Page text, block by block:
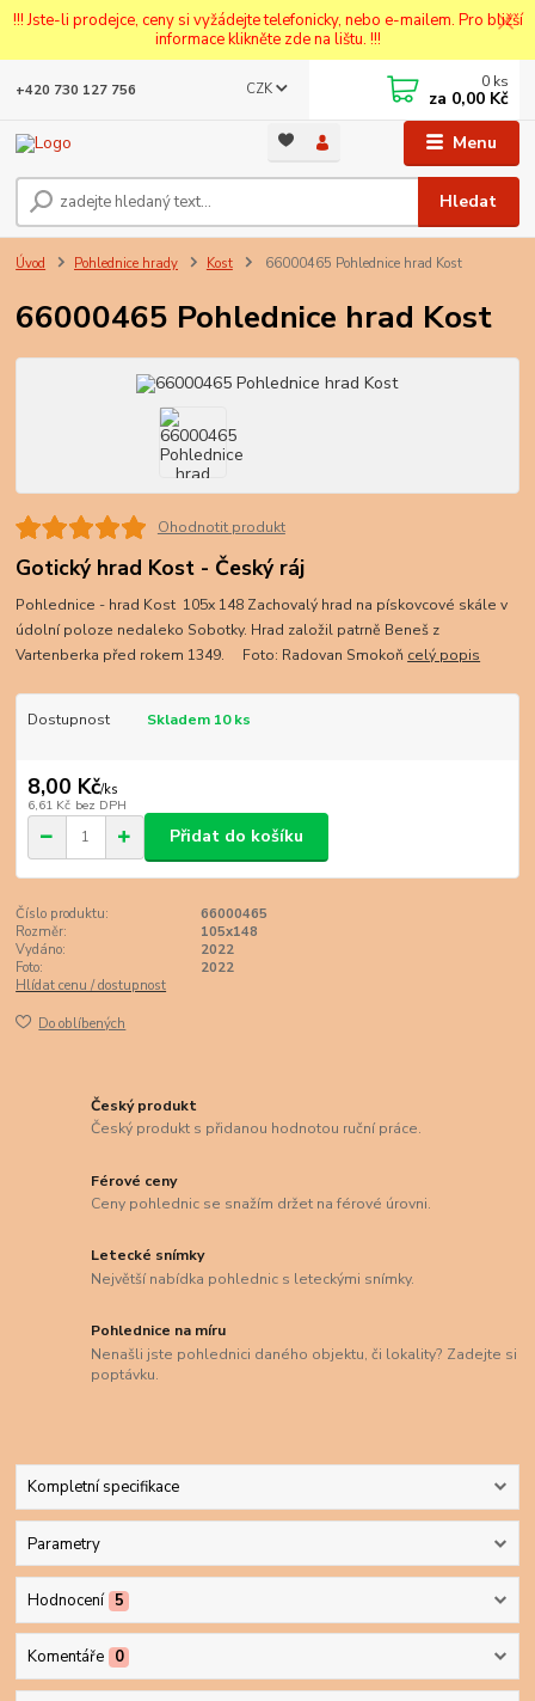
!!! Jste-li prodejce, ceny si vyžádejte telefonicky, nebo e-mailem. Pro bližší
informace klikněte zde na lištu. !!!
Menu
CZK
Hledat
+420 730 127 756 0 ks
za 0,00 Kč
Úvod Pohlednice hrady Kost 66000465 Pohlednice hrad Kost
66000465 Pohlednice hrad Kost
Ohodnotit produkt
Gotický hrad Kost - Český ráj
Pohlednice - hrad Kost 105x 148 Zachovalý hrad na pískovcové skále v
údolní poloze nedaleko Sobotky. Hrad založil patrně Beneš z
Vartenberka před rokem 1349. Foto: Radovan Smokoň celý popis
Dostupnost Skladem 10 ks
8,00 Kč/ks
6,61 Kč bez DPH
Přidat do košíku
Číslo produktu:
66000465
Rozměr:
105x148
Vydáno:
2022
Foto:
2022
Hlídat cenu / dostupnost
Do oblíbených
Český produkt
Český produkt s přidanou hodnotou ruční práce.
Férové ceny
Ceny pohlednic se snažím držet na férové úrovni.
Letecké snímky
Největší nabídka pohlednic s leteckými snímky.
Pohlednice na míru
Nenašli jste pohlednici daného objektu, či lokality? Zadejte si
poptávku.
Kompletní specifikace
Parametry
Hodnocení 5
Komentáře 0